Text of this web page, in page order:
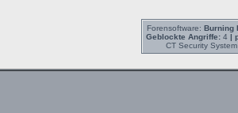
Forensoftware: Burning
Geblockte Angriffe:4 |
CT Security